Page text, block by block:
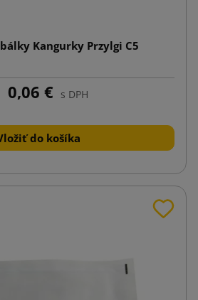
Kangurky Przylgi C5
0,06 € s DPH
do košíka